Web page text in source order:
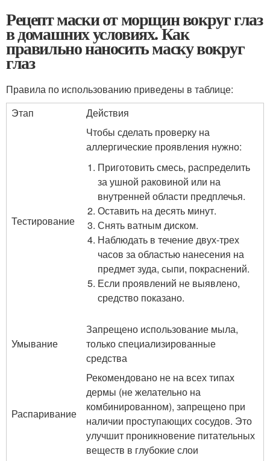
Рецепт маски от морщин вокруг глаз
в домашних условиях. Как
правильно наносить маску вокруг
глаз
Правила по использованию приведены в таблице:
Этап
Действия
Тестирование
Чтобы сделать проверку на
аллергические проявления нужно:
Приготовить смесь, распределить
за ушной раковиной или на
внутренней области предплечья.
Оставить на десять минут.
Снять ватным диском.
Наблюдать в течение двух-трех
часов за областью нанесения на
предмет зуда, сыпи, покраснений.
Если проявлений не выявлено,
средство показано.
Умывание
Запрещено использование мыла,
только специализированные
средства
Распаривание
Рекомендовано не на всех типах
дермы (не желательно на
комбинированном), запрещено при
наличии проступающих сосудов. Это
улучшит проникновение питательных
веществ в глубокие слои